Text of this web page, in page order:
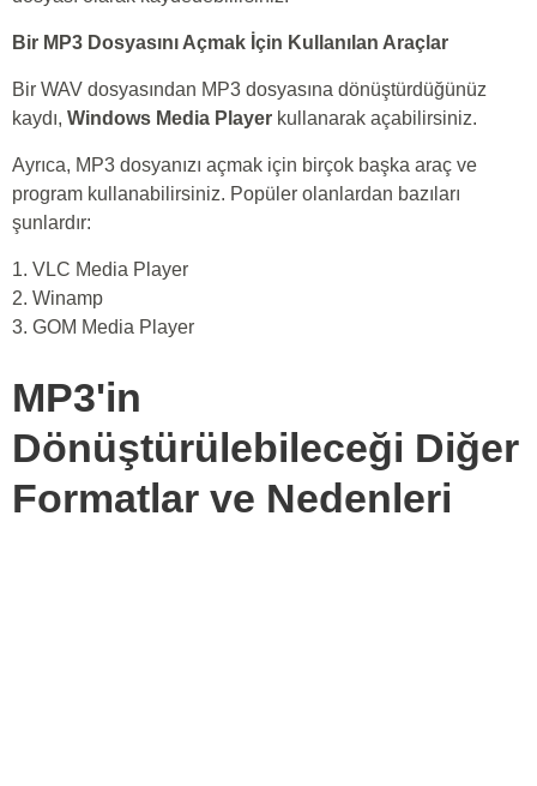
Bir MP3 Dosyasını Açmak İçin Kullanılan Araçlar
Bir WAV dosyasından MP3 dosyasına dönüştürdüğünüz
kaydı, Windows Media Player kullanarak açabilirsiniz.
Ayrıca, MP3 dosyanızı açmak için birçok başka araç ve
program kullanabilirsiniz. Popüler olanlardan bazıları
şunlardır:
1. VLC Media Player
2. Winamp
3. GOM Media Player
MP3'in
Dönüştürülebileceği Diğer
Formatlar ve Nedenleri